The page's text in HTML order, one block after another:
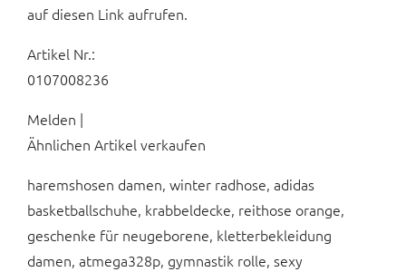
auf diesen Link aufrufen.
Artikel Nr.:
0107008236
Melden |
Ähnlichen Artikel verkaufen
haremshosen damen, winter radhose, adidas
basketballschuhe, krabbeldecke, reithose orange,
geschenke für neugeborene, kletterbekleidung
damen, atmega328p, gymnastik rolle, sexy